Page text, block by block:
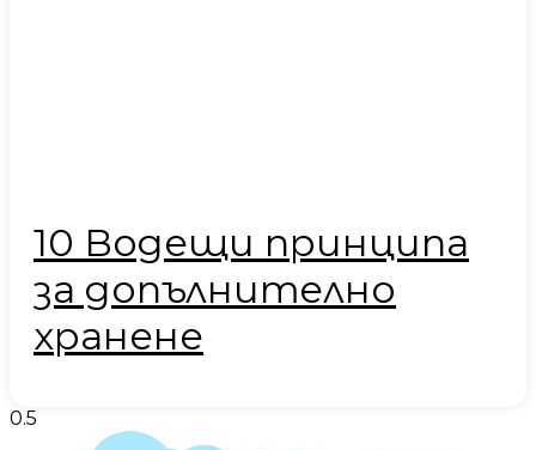
10 Водещи принципа
за допълнително
хранене